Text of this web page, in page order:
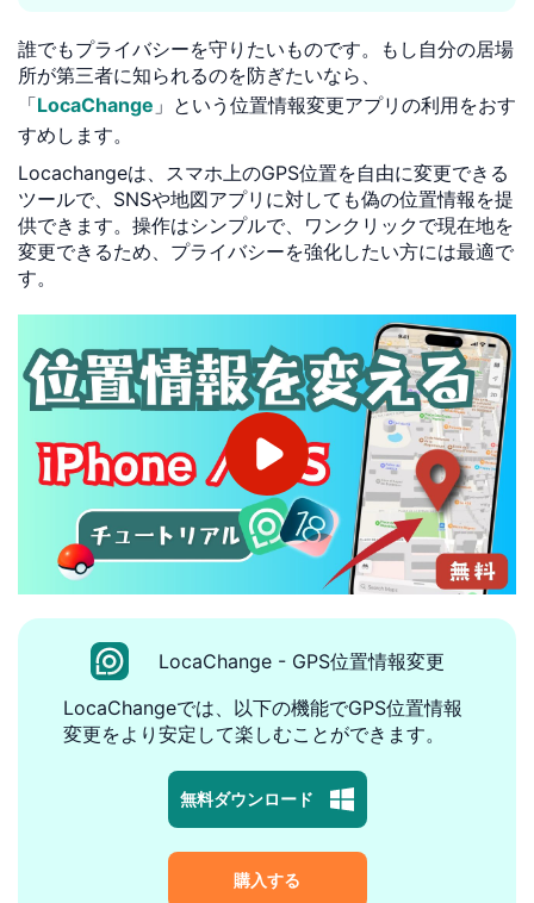
誰でもプライバシーを守りたいものです。もし自分の居場
所が第三者に知られるのを防ぎたいなら、
「LocaChange 」という位置情報変更アプリの利用をおす
すめします。
Locachangeは、スマホ上のGPS位置を自由に変更できる
ツールで、SNSや地図アプリに対しても偽の位置情報を提
供できます。操作はシンプルで、ワンクリックで現在地を
変更できるため、プライバシーを強化したい方には最適で
す。
LocaChange - GPS位置情報変更
LocaChangeでは、以下の機能でGPS位置情報
変更をより安定して楽しむことができます。
無料ダウンロード
購入する